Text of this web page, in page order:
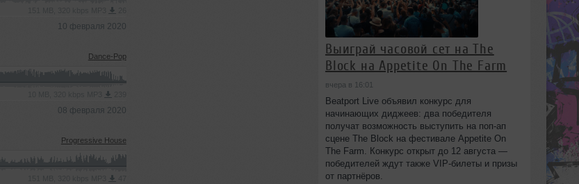
10 февраля 2020
Dance-Pop
08 февраля 2020
Progressive House
Выиграй часовой сет на The
Block на Appetite On The Farm
вчера в 16:01
Beatport Live объявил конкурс для
начинающих диджеев: два победителя
получат возможность выступить на поп‑ап
сцене The Block на фестивале Appetite On
The Farm. Конкурс открыт до 12 августа —
победителей ждут также VIP‑билеты и призы
от партнёров.